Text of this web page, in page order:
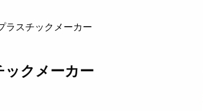
スチックメーカー
クメーカー